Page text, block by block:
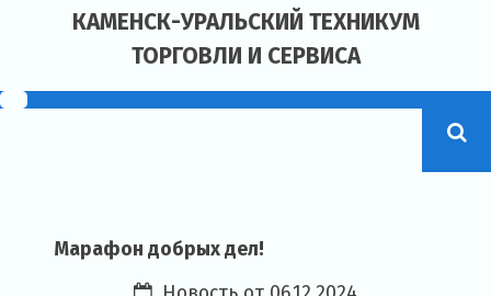
КАМЕНСК-УРАЛЬСКИЙ ТЕХНИКУМ
ТОРГОВЛИ И СЕРВИСА
Марафон добрых дел!